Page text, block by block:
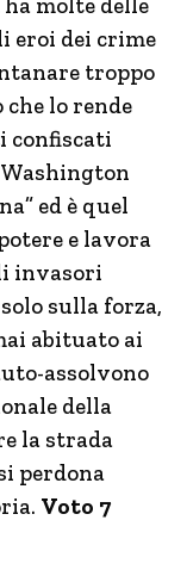
eroi dei crime
troppo
lo rende
confiscati
ed è quel
e lavora
invasori
sulla forza,
abituato ai
assolvono
della
la strada
perdona
Voto 7